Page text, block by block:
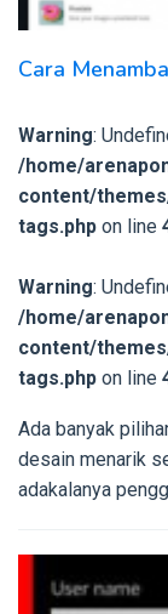
Cara
Warning:
/home/
content/
tags.php on line
Warning:
/home/
content/
tags.php on line
Ada banyak
desain menarik
adakalanya